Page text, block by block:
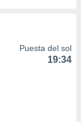
Puesta del sol
19:34